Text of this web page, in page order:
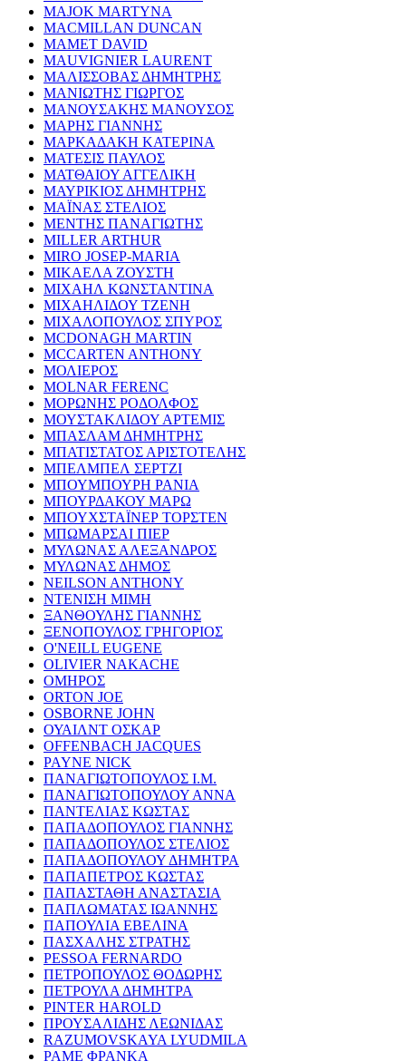
MAJOK MARTYNA
MACMILLAN DUNCAN
MAMET DAVID
MAUVIGNIER LAURENT
ΜΑΛΙΣΣΟΒΑΣ ΔΗΜΗΤΡΗΣ
ΜΑΝΙΩΤΗΣ ΓΙΩΡΓΟΣ
ΜΑΝΟΥΣΑΚΗΣ ΜΑΝΟΥΣΟΣ
ΜΑΡΗΣ ΓΙΑΝΝΗΣ
ΜΑΡΚΑΔΑΚΗ ΚΑΤΕΡΙΝΑ
ΜΑΤΕΣΙΣ ΠΑΥΛΟΣ
ΜΑΤΘΑΙΟΥ ΑΓΓΕΛΙΚΗ
ΜΑΥΡΙΚΙΟΣ ΔΗΜΗΤΡΗΣ
ΜΑΪΝΑΣ ΣΤΕΛΙΟΣ
ΜΕΝΤΗΣ ΠΑΝΑΓΙΩΤΗΣ
MILLER ARTHUR
MIRO JOSEP-MARIA
ΜΙΚΑΕΛΑ ΖΟΥΣΤΗ
ΜΙΧΑΗΛ ΚΩΝΣΤΑΝΤΙΝΑ
ΜΙΧΑΗΛΙΔΟΥ ΤΖΕΝΗ
ΜΙΧΑΛΟΠΟΥΛΟΣ ΣΠΥΡΟΣ
MCDONAGH MARTIN
MCCARTEN ANTHONY
ΜΟΛΙΕΡΟΣ
MOLNAR FERENC
ΜΟΡΩΝΗΣ ΡΟΔΟΛΦΟΣ
ΜΟΥΣΤΑΚΛΙΔΟΥ ΑΡΤΕΜΙΣ
ΜΠΑΣΛΑΜ ΔΗΜΗΤΡΗΣ
ΜΠΑΤΙΣΤΑΤΟΣ ΑΡΙΣΤΟΤΕΛΗΣ
ΜΠΕΛΜΠΕΛ ΣΕΡΤΖΙ
ΜΠΟΥΜΠΟΥΡΗ ΡΑΝΙΑ
ΜΠΟΥΡΔΑΚΟΥ ΜΑΡΩ
ΜΠΟΥΧΣΤΑΪΝΕΡ ΤΟΡΣΤΕΝ
ΜΠΩΜΑΡΣΑΙ ΠΙΕΡ
ΜΥΛΩΝΑΣ ΑΛΕΞΑΝΔΡΟΣ
ΜΥΛΩΝΑΣ ΔΗΜΟΣ
NEILSON ANTHONY
ΝΤΕΝΙΣΗ ΜΙΜΗ
ΞΑΝΘΟΥΛΗΣ ΓΙΑΝΝΗΣ
ΞΕΝΟΠΟΥΛΟΣ ΓΡΗΓΟΡΙΟΣ
O'NEILL EUGENE
OLIVIER NAKACHE
ΟΜΗΡΟΣ
ORTON JOE
OSBORNE JOHN
ΟΥΑΙΛΝΤ ΟΣΚΑΡ
OFFENBACH JACQUES
PAYNE NICK
ΠΑΝΑΓΙΩΤΟΠΟΥΛΟΣ Ι.Μ.
ΠΑΝΑΓΙΩΤΟΠΟΥΛΟΥ ΑΝΝΑ
ΠΑΝΤΕΛΙΑΣ ΚΩΣΤΑΣ
ΠΑΠΑΔΟΠΟΥΛΟΣ ΓΙΑΝΝΗΣ
ΠΑΠΑΔΟΠΟΥΛΟΣ ΣΤΕΛΙΟΣ
ΠΑΠΑΔΟΠΟΥΛΟΥ ΔΗΜΗΤΡΑ
ΠΑΠΑΠΕΤΡΟΣ ΚΩΣΤΑΣ
ΠΑΠΑΣΤΑΘΗ ΑΝΑΣΤΑΣΙΑ
ΠΑΠΛΩΜΑΤΑΣ ΙΩΑΝΝΗΣ
ΠΑΠΟΥΛΙΑ ΕΒΕΛΙΝΑ
ΠΑΣΧΑΛΗΣ ΣΤΡΑΤΗΣ
PESSOA FERNARDO
ΠΕΤΡΟΠΟΥΛΟΣ ΘΟΔΩΡΗΣ
ΠΕΤΡΟΥΛΑ ΔΗΜΗΤΡΑ
PINTER HAROLD
ΠΡΟΥΣΑΛΙΔΗΣ ΛΕΩΝΙΔΑΣ
RAZUMOVSKAYA LYUDMILA
ΡΑΜΕ ΦΡΑΝΚΑ